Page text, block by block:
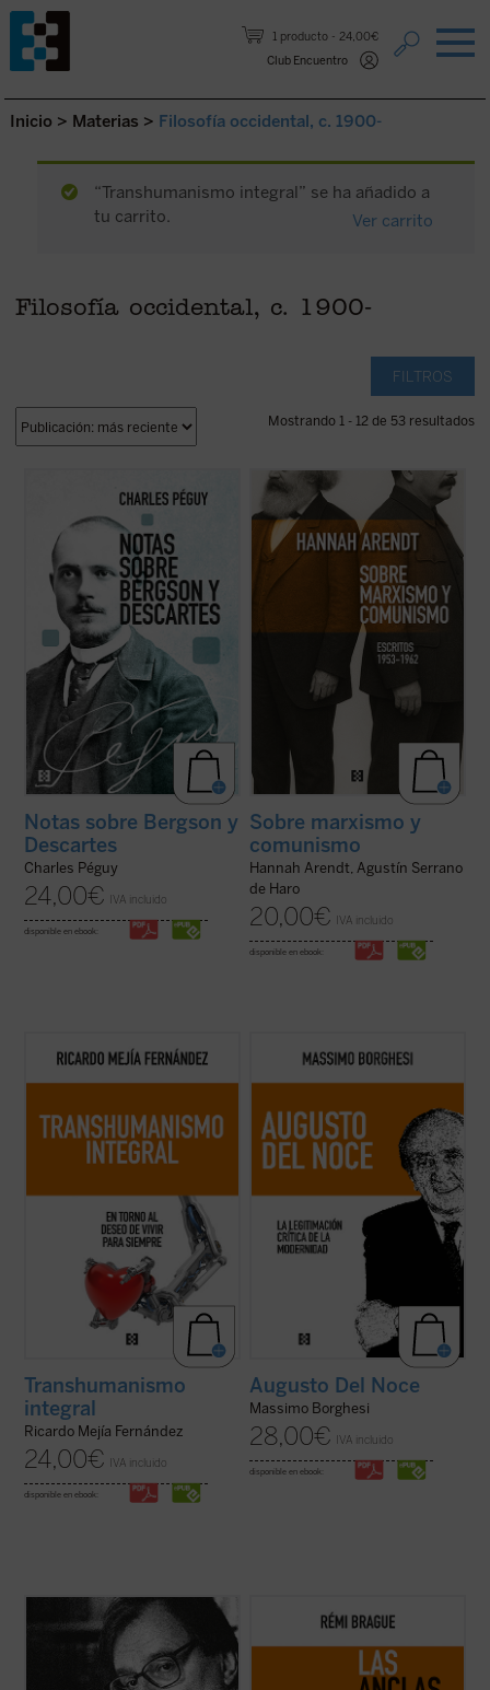
1 producto
24,00€
Club Encuentro
Saltar al contenido.
Inicio > Materias > Filosofía occidental, c. 1900-
“Transhumanismo integral” se ha añadido a
tu carrito.
Ver carrito
Filosofía occidental, c. 1900-
FILTROS
Mostrando 1 - 12 de 53 resultados
Charles Péguy antes de su muerte trágica
en el frente de la Primera Guerra Mundial:
Nota sobre Henri Bergson y la filosofía
bergsoniana
Nota conjunta sobre
Descartes y la filosofía ...(ver ficha)
Notas sobre Bergson y
Descartes
Charles Péguy
24,00€ IVA incluido
disponible en ebook:
Este libro no solo recupera una faceta
menos conocida —pero crucial— de una de
las mentes más incisivas del siglo XX, sino
que también ofrece herramientas
esenciales para pensar nuestro presente.
Porque, como muestra Arendt, entender ...
(ver ficha)
Sobre marxismo y
comunismo
Hannah Arendt, Agustín Serrano
de Haro
20,00€ IVA incluido
disponible en ebook:
En esta obra quiero establecer el enlace del
transhumanismo con la tradición
tecnológicos.... (ver ficha)
Transhumanismo
integral
Ricardo Mejía Fernández
24,00€ IVA incluido
disponible en ebook:
Este libro pretende recorrer la evolución
del pensamiento filosófico y político de
camino ideal dominado, en los años 1940-
1950, por una intención fundamental: la ...
(ver ficha)
Augusto Del Noce
Massimo Borghesi
28,00€ IVA incluido
disponible en ebook:
¿Hacia dónde va el mundo? ¿Cuál es el
estado de la Iglesia? ¿Qué futuro tiene
Europa? Estas son algunas de las
preguntas formuladas por el periodista
especializado en el mundo de la cultura
Paul-François Paoli a las que Jean-Luc
Lo que el autor nos ofrece aquí, con su
combinación característica de erudición e
decadencia ni el lamento nostálgico
respecto del mundo del pensamiento de
una época ya pasada, sino un resumen